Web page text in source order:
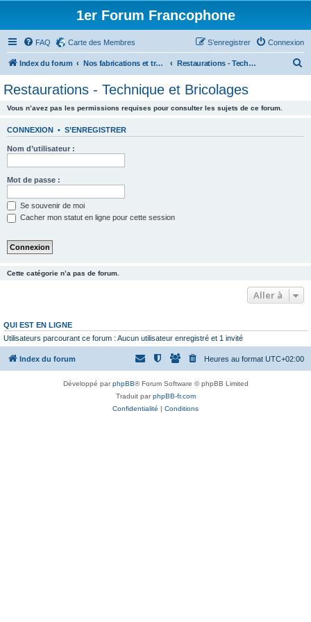
1er Forum Francophone
FAQ Carte des Membres Connexion
S’enregistrer
Index du forum Nos fabrications et travaux (sauf machines) Restaurations - Technique et Bricolages
Restaurations - Technique et Bricolages
Vous n’avez pas les permissions requises pour consulter les sujets de ce forum.
CONNEXION • S’ENREGISTRER
Nom d’utilisateur :
Mot de passe :
Se souvenir de moi
Cacher mon statut en ligne pour cette session
Cette catégorie n’a pas de forum.
Aller à
QUI EST EN LIGNE
Utilisateurs parcourant ce forum : Aucun utilisateur enregistré et 1 invité
Index du forum Heures au format UTC+02:00
Développé parphpBB® Forum Software © phpBB Limited
Traduit parphpBB-fr.com
Confidentialité | Conditions